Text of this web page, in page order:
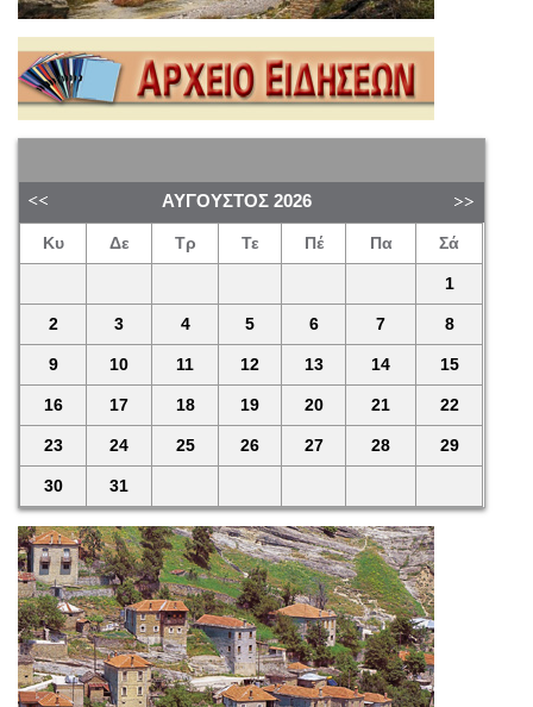
ΑΎΓΟΥΣΤΟΣ 2026
Κυ Δε Τρ Τε Πέ Πα Σά
1
2 3 4 5 6 7 8
9 10 11 12 13 14 15
16 17 18 19 20 21 22
23 24 25 26 27 28 29
30 31